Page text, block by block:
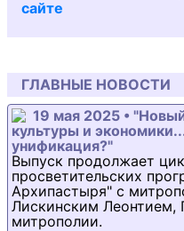
сайте
ГЛАВНЫЕ НОВОСТИ
19 мая 2025 •
культуры и
унификация?"
Выпуск продолжает
просветительских
Архипастыря" с
Лискинским Леонтием,
митрополии.